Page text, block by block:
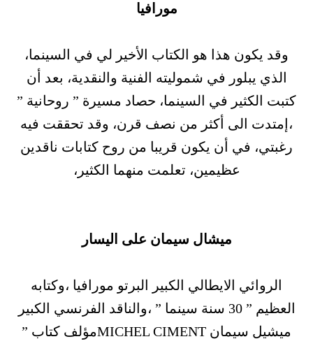
مورافيا
وقد يكون هذا هو الكتاب الأخير لي في السينما،
الذي يبلور في شموليته الفنية والنقدية، بعد أن
كتبت الكثير في السينما، حصاد مسيرة ” روحانية ”
،إمتدت الى أكثر من نصف قرن، وقد تحققت فيه
رغبتي، في أن يكون قريبا من روح كتابات ناقدين
عظيمين، تعلمت منهما الكثير،
ميشال سيمان على اليسار
الروائي الايطالي الكبير البرتو مورافيا ،وكتابه
العظيم ” 30 سنة سينما ” ،والناقد الفرنسي الكبير
ميشيل سيمان MICHEL CIMENTمؤلف كتاب ”